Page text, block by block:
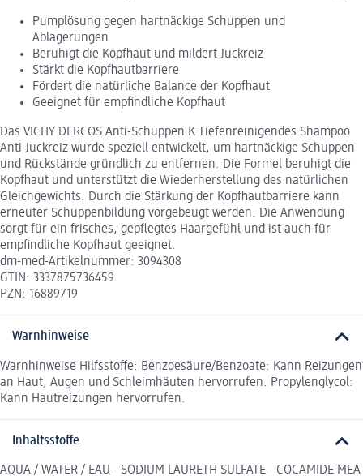
Pumplösung gegen hartnäckige Schuppen und
Ablagerungen
Beruhigt die Kopfhaut und mildert Juckreiz
Stärkt die Kopfhautbarriere
Fördert die natürliche Balance der Kopfhaut
Geeignet für empfindliche Kopfhaut
Das VICHY DERCOS Anti-Schuppen K Tiefenreinigendes Shampoo
Anti-Juckreiz wurde speziell entwickelt, um hartnäckige Schuppen
und Rückstände gründlich zu entfernen. Die Formel beruhigt die
Kopfhaut und unterstützt die Wiederherstellung des natürlichen
Gleichgewichts. Durch die Stärkung der Kopfhautbarriere kann
erneuter Schuppenbildung vorgebeugt werden. Die Anwendung
sorgt für ein frisches, gepflegtes Haargefühl und ist auch für
empfindliche Kopfhaut geeignet.
dm-med-Artikelnummer: 3094308
GTIN: 3337875736459
PZN: 16889719
Warnhinweise
Warnhinweise Hilfsstoffe: Benzoesäure/Benzoate: Kann Reizungen
an Haut, Augen und Schleimhäuten hervorrufen. Propylenglycol:
Kann Hautreizungen hervorrufen.
Inhaltsstoffe
AQUA / WATER / EAU - SODIUM LAURETH SULFATE - COCAMIDE MEA